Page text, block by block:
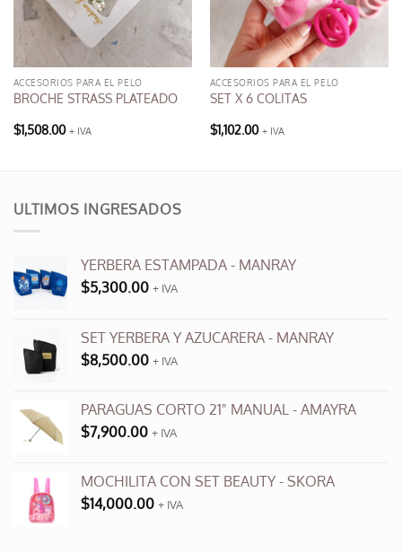
ACCESORIOS PARA EL PELO
BROCHE STRASS PLATEADO
$1,508.00 + IVA
ACCESORIOS PARA EL PELO
SET X 6 COLITAS
$1,102.00 + IVA
ULTIMOS INGRESADOS
YERBERA ESTAMPADA - MANRAY
$5,300.00 + IVA
SET YERBERA Y AZUCARERA - MANRAY
$8,500.00 + IVA
PARAGUAS CORTO 21" MANUAL - AMAYRA
$7,900.00 + IVA
MOCHILITA CON SET BEAUTY - SKORA
$14,000.00 + IVA